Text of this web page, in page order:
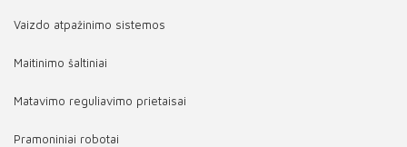
Vaizdo atpažinimo sistemos
Maitinimo šaltiniai
Matavimo reguliavimo prietaisai
Pramoniniai robotai